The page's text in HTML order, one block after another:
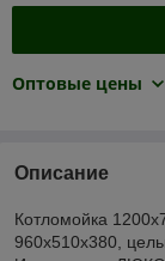
Оптовые цены
Описание
Котломойка
960х510х380,